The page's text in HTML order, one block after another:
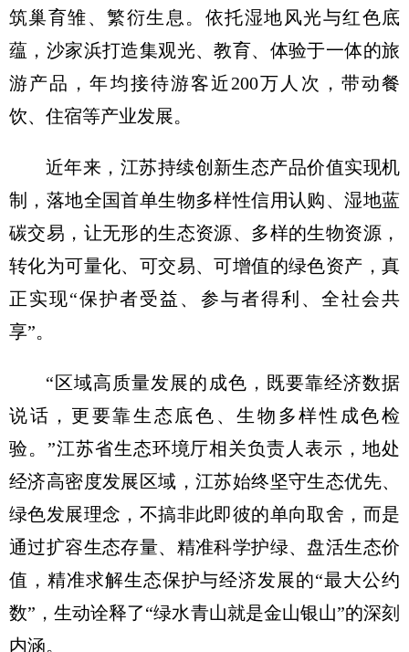
筑巢育雏、繁衍生息。依托湿地风光与红色底
蕴，沙家浜打造集观光、教育、体验于一体的旅
游产品，年均接待游客近200万人次，带动餐
饮、住宿等产业发展。
近年来，江苏持续创新生态产品价值实现机
制，落地全国首单生物多样性信用认购、湿地蓝
碳交易，让无形的生态资源、多样的生物资源，
转化为可量化、可交易、可增值的绿色资产，真
正实现“保护者受益、参与者得利、全社会共
享”。
“区域高质量发展的成色，既要靠经济数据
说话，更要靠生态底色、生物多样性成色检
验。”江苏省生态环境厅相关负责人表示，地处
经济高密度发展区域，江苏始终坚守生态优先、
绿色发展理念，不搞非此即彼的单向取舍，而是
通过扩容生态存量、精准科学护绿、盘活生态价
值，精准求解生态保护与经济发展的“最大公约
数”，生动诠释了“绿水青山就是金山银山”的深刻
内涵。